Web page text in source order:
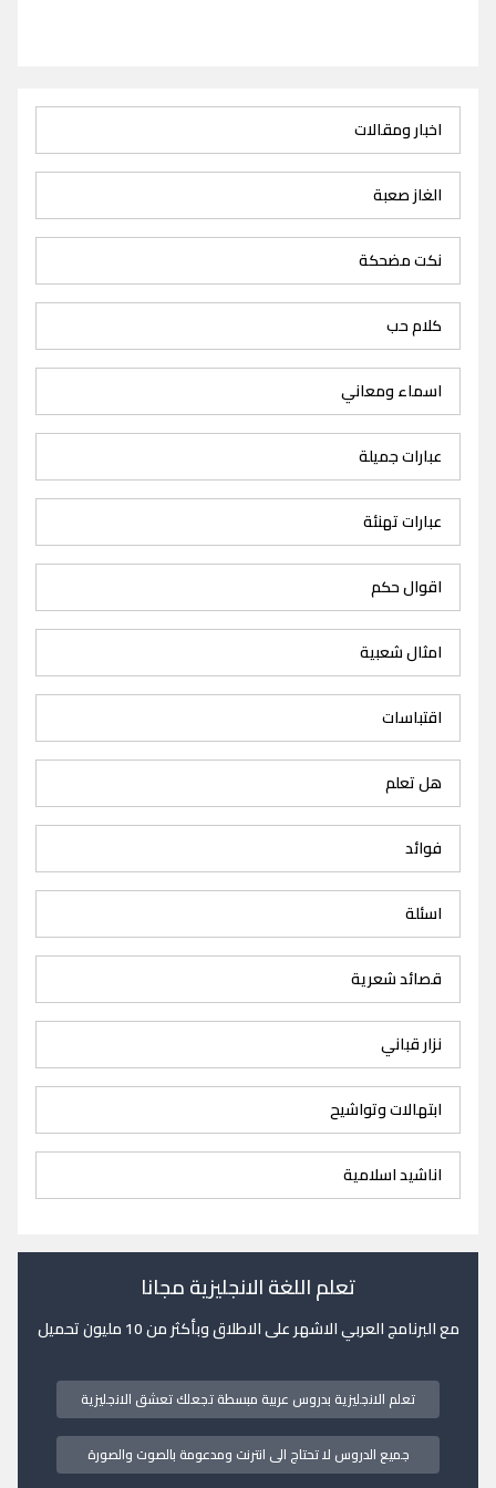
اخبار ومقالات
الغاز صعبة
نكت مضحكة
كلام حب
اسماء ومعاني
عبارات جميلة
عبارات تهنئة
اقوال حكم
امثال شعبية
اقتباسات
هل تعلم
فوائد
اسئلة
قصائد شعرية
نزار قباني
ابتهالات وتواشيح
اناشيد اسلامية
تعلم اللغة الانجليزية مجانا
مع البرنامج العربي الاشهر على الاطلاق وبأكثر من 10 مليون تحميل
تعلم الانجليزية بدروس عربية مبسطة تجعلك تعشق الانجليزية
جميع الدروس لا تحتاج الى انترنت ومدعومة بالصوت والصورة